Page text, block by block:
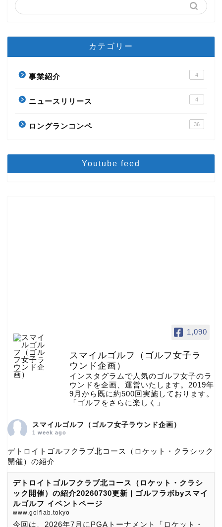
カテゴリー
事業紹介 4
ニュースリリース 4
ロングランコンペ 36
Youtube feed
1,090
スマイルゴルフ（ゴルフ女子ラ
ウンド企画）
インスタグラムで人気のゴルフ女子のラ
ウンドを企画、運営いたします。2019年
9月から既に約500回実施しております。
「ゴルフをさらに楽しく」
スマイルゴルフ（ゴルフ女子ラウンド企画）
1 week ago
デトロイトゴルフクラブ北コース（ロケット・クラシック
開催）の紹介
デトロイトゴルフクラブ北コース（ロケット・クラシ
ック開催）の紹介20260730更新 | ゴルフラボbyスマイ
ルゴルフ イベントページ
www.golflab.tokyo
今回は、2026年7月にPGAトーナメント「ロケット・